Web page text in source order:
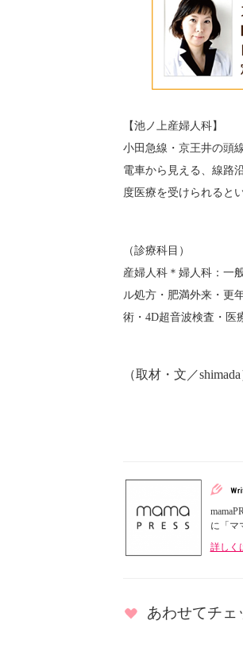
【池ノ上産婦人科】
小田急線・京王井の頭
電車から見える、線路
度医療を受けられると
（診療科目）
産婦人科＊婦人科：一
ル処方・肥満外来・更
術・4D超音波検査・
（取材・文／shimada
に「マ
詳しく
あわせてチェ